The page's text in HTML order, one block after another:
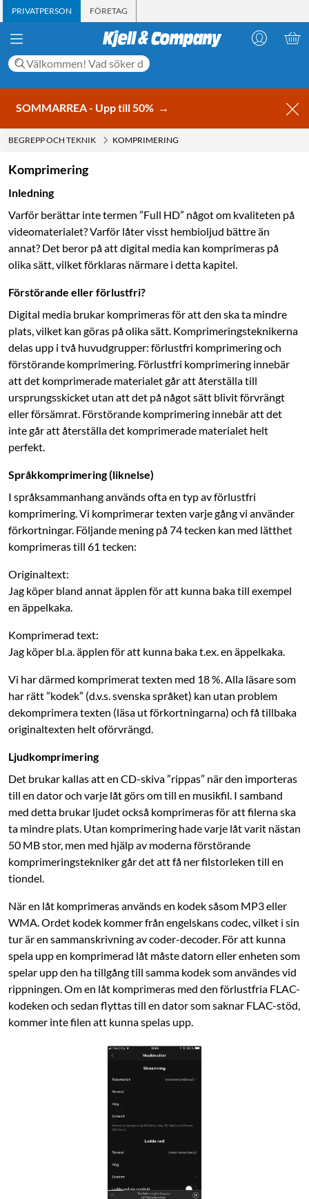
PRIVATPERSON FÖRETAG
SOMMARREA - Upp till 50% →
BEGREPP OCH TEKNIK KOMPRIMERING
Komprimering
Inledning
Varför berättar inte termen ”Full HD” något om kvaliteten på
videomaterialet? Varför låter visst hembioljud bättre än
annat? Det beror på att digital media kan komprimeras på
olika sätt, vilket förklaras närmare i detta kapitel.
Förstörande eller förlustfri?
Digital media brukar komprimeras för att den ska ta mindre
plats, vilket kan göras på olika sätt. Komprimeringsteknikerna
delas upp i två huvudgrupper: förlustfri komprimering och
förstörande komprimering. Förlustfri komprimering innebär
att det komp­rimerade materialet går att återställa till
ursprungsskicket utan att det på något sätt blivit förvrängt
eller försämrat. Förstörande komprimering innebär att det
inte går att återställa det komprimerade materialet helt
perfekt.
Språkkomprimering (liknelse)
I språksammanhang används ofta en typ av förlustfri
komprimering. Vi komprimerar texten varje gång vi använder
förkortningar. Följande mening på 74 tecken kan med lätthet
komprimeras till 61 tecken:
Originaltext:
Jag köper bland annat äpplen för att kunna baka till exempel
en äppelkaka.
Komprimerad text:
Jag köper bl.a. äpplen för att kunna baka t.ex. en äppelkaka.
Vi har därmed komprimerat texten med 18 %. Alla läsare som
har rätt ”kodek” (d.v.s. svenska språket) kan utan problem
dekomprimera texten (läsa ut förkortningarna) och få tillbaka
originaltexten helt oförvrängd.
Ljudkomprimering
Det brukar kallas att en CD-skiva ”rippas” när den importeras
till en dator och varje låt görs om till en musikfil. I samband
med detta brukar ljudet också komprimeras för att filerna ska
ta mindre plats. Utan komprimering hade varje låt varit nästan
50 MB stor, men med hjälp av moderna förstörande
komprimeringstekniker går det att få ner filstorleken till en
tiondel.
När en låt komprimeras används en kodek såsom MP3 eller
WMA. Ordet kodek ­kommer från engelskans codec, vilket i sin
tur är en sammanskrivning av coder-decoder. För att kunna
spela upp en komprimerad låt måste datorn eller enheten som
spelar upp den ha tillgång till samma kodek som användes vid
rippningen. Om en låt komprimeras med den förlustfria FLAC-
kodeken och sedan flyttas till en dator som saknar FLAC-stöd,
kommer inte filen att kunna spelas upp.